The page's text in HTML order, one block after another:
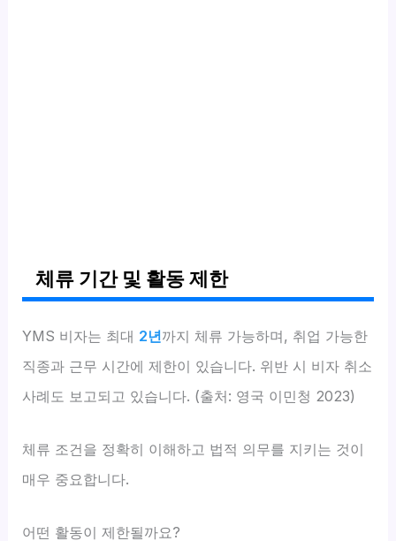
체류 기간 및 활동 제한
YMS 비자는 최대 2년까지 체류 가능하며, 취업 가능한
직종과 근무 시간에 제한이 있습니다. 위반 시 비자 취소
사례도 보고되고 있습니다. (출처: 영국 이민청 2023)
체류 조건을 정확히 이해하고 법적 의무를 지키는 것이
매우 중요합니다.
어떤 활동이 제한될까요?